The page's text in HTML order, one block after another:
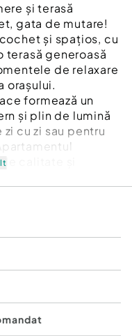
și terasă
gata de mutare!
și spațios, cu
terasă generoasă
de relaxare
orașului.
formează un
și plin de lumină
cu zi sau pentru
calitate și
păstrează
de toate
gata de folosit
la stația de metrou